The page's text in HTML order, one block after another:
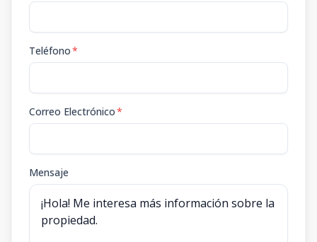
Teléfono*
Correo Electrónico*
Mensaje